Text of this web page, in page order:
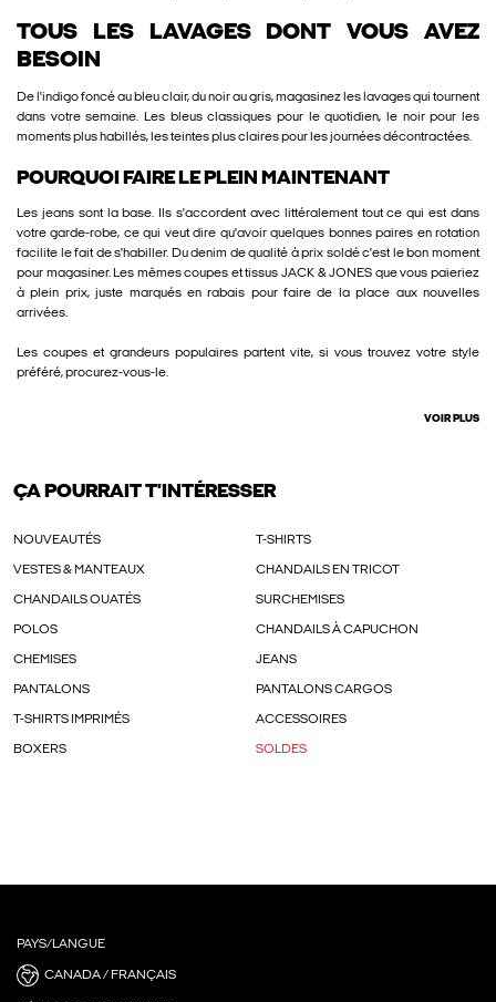
TOUS LES LAVAGES DONT VOUS AVEZ
BESOIN
De l'indigo foncé au bleu clair, du noir au gris, magasinez les lavages qui tournent
dans votre semaine. Les bleus classiques pour le quotidien, le noir pour les
moments plus habillés, les teintes plus claires pour les journées décontractées.
POURQUOI FAIRE LE PLEIN MAINTENANT
Les jeans sont la base. Ils s'accordent avec littéralement tout ce qui est dans
votre garde-robe, ce qui veut dire qu'avoir quelques bonnes paires en rotation
facilite le fait de s'habiller. Du denim de qualité à prix soldé c'est le bon moment
pour magasiner. Les mêmes coupes et tissus JACK & JONES que vous paieriez
à plein prix, juste marqués en rabais pour faire de la place aux nouvelles
arrivées.
Les coupes et grandeurs populaires partent vite, si vous trouvez votre style
préféré, procurez-vous-le.
VOIR PLUS
ÇA POURRAIT T'INTÉRESSER
NOUVEAUTÉS T-SHIRTS
VESTES & MANTEAUX CHANDAILS EN TRICOT
CHANDAILS OUATÉS SURCHEMISES
POLOS CHANDAILS À CAPUCHON
CHEMISES JEANS
PANTALONS PANTALONS CARGOS
T-SHIRTS IMPRIMÉS ACCESSOIRES
BOXERS SOLDES
PAYS/LANGUE
CANADA / FRANÇAIS